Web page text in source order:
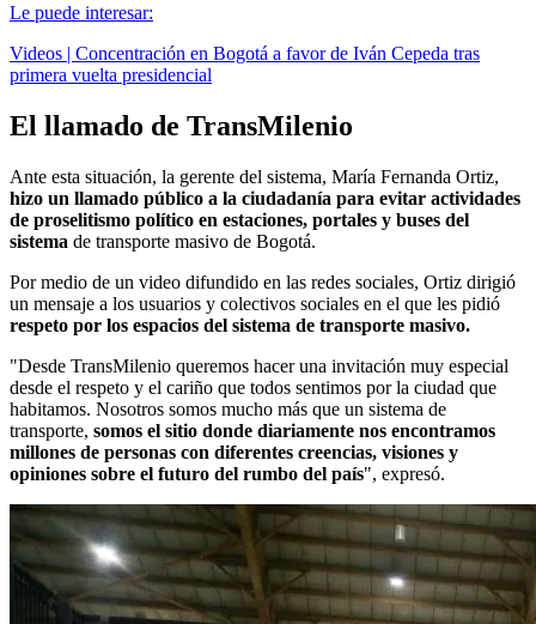
Le puede interesar:
Videos | Concentración en Bogotá a favor de Iván Cepeda tras
primera vuelta presidencial
El llamado de TransMilenio
Ante esta situación, la gerente del sistema, María Fernanda Ortiz,
hizo un llamado público a la ciudadanía para evitar actividades
de proselitismo político en estaciones, portales y buses del
sistema de transporte masivo de Bogotá.
Por medio de un video difundido en las redes sociales, Ortiz dirigió
un mensaje a los usuarios y colectivos sociales en el que les pidió
respeto por los espacios del sistema de transporte masivo.
"Desde TransMilenio queremos hacer una invitación muy especial
desde el respeto y el cariño que todos sentimos por la ciudad que
habitamos. Nosotros somos mucho más que un sistema de
transporte, somos el sitio donde diariamente nos encontramos
millones de personas con diferentes creencias, visiones y
opiniones sobre el futuro del rumbo del país", expresó.